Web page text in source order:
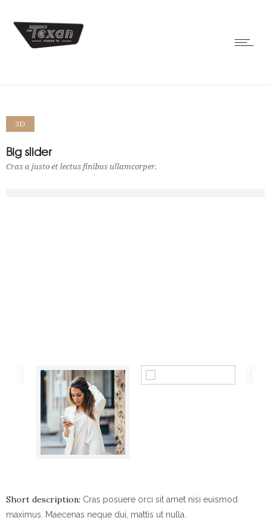
3D
Big slider
Cras a justo et lectus finibus ullamcorper.
Short description: Cras posuere orci sit amet nisi euismod
maximus. Maecenas neque dui, mattis ut nulla.